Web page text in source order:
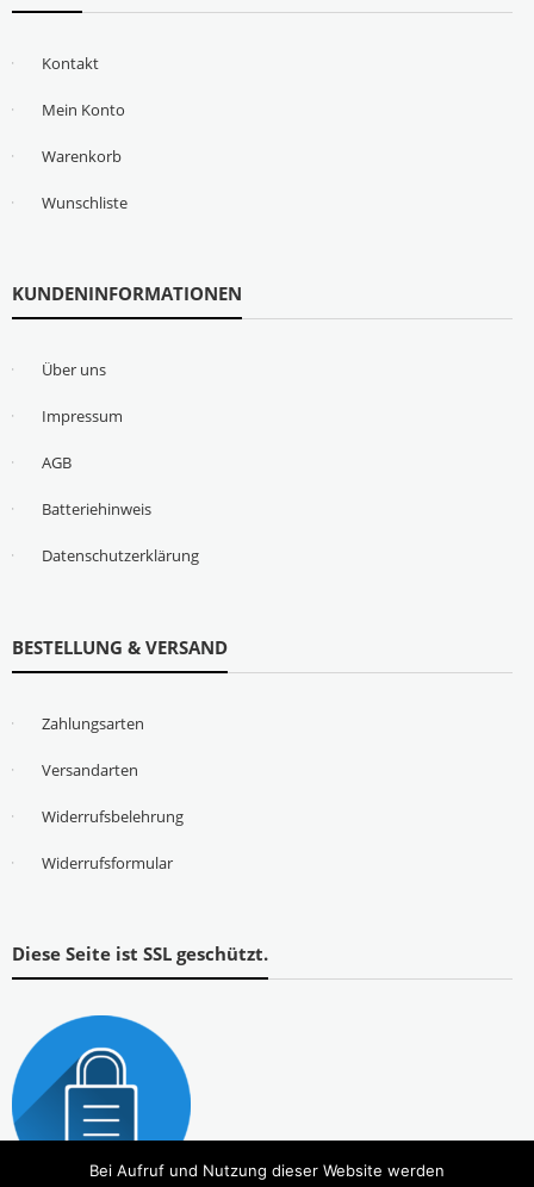
Kontakt
Mein Konto
Warenkorb
Wunschliste
KUNDENINFORMATIONEN
Über uns
Impressum
AGB
Batteriehinweis
Datenschutzerklärung
BESTELLUNG & VERSAND
Zahlungsarten
Versandarten
Widerrufsbelehrung
Widerrufsformular
Diese Seite ist SSL geschützt.
Bei Aufruf und Nutzung dieser Website werden